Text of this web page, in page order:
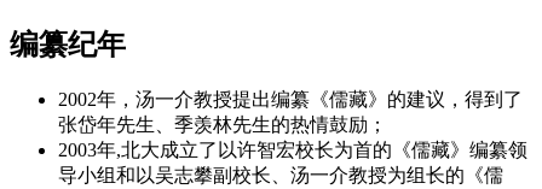
编纂纪年
2002年，汤一介教授提出编纂《儒藏》的建议，得到了
张岱年先生、季羡林先生的热情鼓励；
2003年,北大成立了以许智宏校长为首的《儒藏》编纂领
导小组和以吴志攀副校长、汤一介教授为组长的《儒